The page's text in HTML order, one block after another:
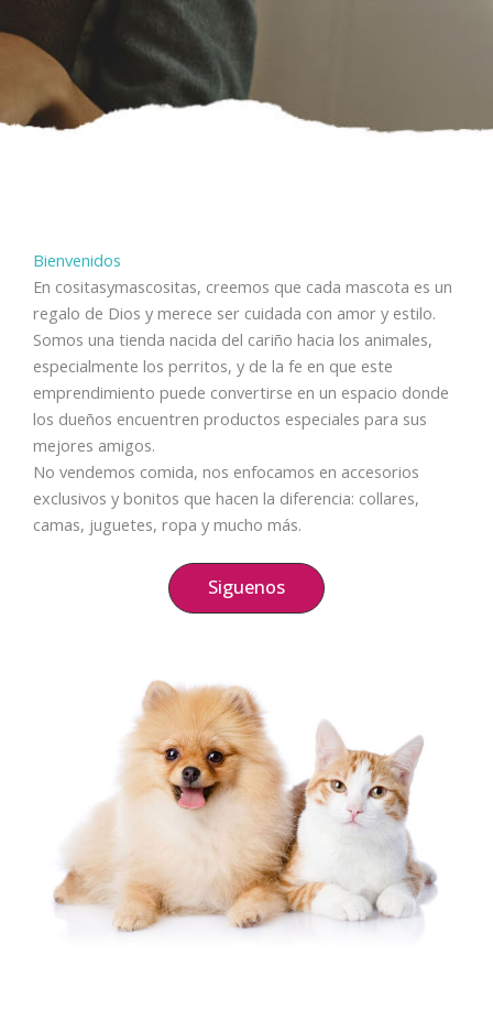
Bienvenidos
En cositasymascositas, creemos que cada mascota es un
regalo de Dios y merece ser cuidada con amor y estilo.
Somos una tienda nacida del cariño hacia los animales,
especialmente los perritos, y de la fe en que este
emprendimiento puede convertirse en un espacio donde
los dueños encuentren productos especiales para sus
mejores amigos.
No vendemos comida, nos enfocamos en accesorios
exclusivos y bonitos que hacen la diferencia: collares,
camas, juguetes, ropa y mucho más.
Siguenos